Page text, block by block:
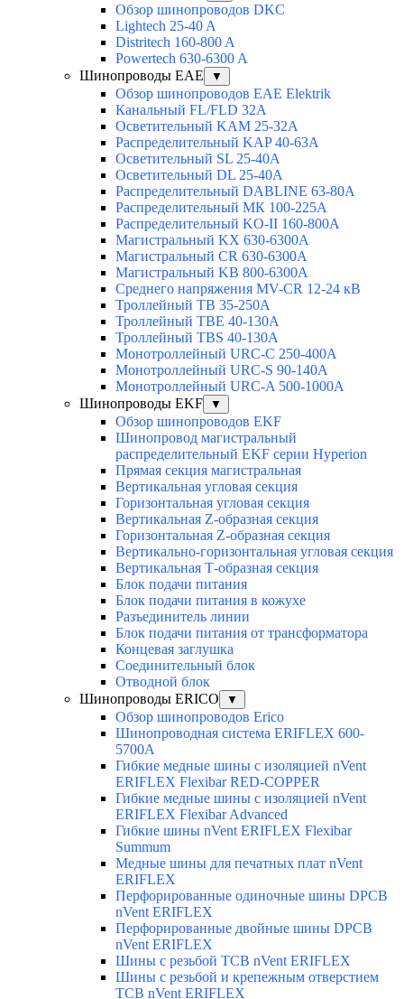
Обзор шинопроводов DKC
Lightech 25-40 A
Distritech 160-800 A
Powertech 630-6300 A
Шинопроводы EAE
▼
Обзор шинопроводов EAE Elektrik
Канальный FL/FLD 32A
Осветительный KAM 25-32А
Распределительный KAP 40-63A
Осветительный SL 25-40А
Осветительный DL 25-40А
Распределительный DABLINE 63-80A
Распределительный МК 100-225А
Распределительный KO-II 160-800А
Магистральный KX 630-6300А
Магистральный CR 630-6300А
Магистральный KB 800-6300А
Среднего напряжения MV-CR 12-24 кВ
Троллейный TB 35-250A
Троллейный TBE 40-130A
Троллейный TBS 40-130A
Монотроллейный URC-C 250-400A
Монотроллейный URC-S 90-140A
Монотроллейный URC-A 500-1000A
Шинопроводы EKF
▼
Обзор шинопроводов EKF
Шинопровод магистральный
распределительный EKF серии Hyperion
Прямая секция магистральная
Вертикальная угловая секция
Горизонтальная угловая секция
Вертикальная Z-образная секция
Горизонтальная Z-образная секция
Вертикально-горизонтальная угловая секция
Вертикальная Т-образная секция
Блок подачи питания
Блок подачи питания в кожухе
Разъединитель линии
Блок подачи питания от трансформатора
Концевая заглушка
Соединительный блок
Отводной блок
Шинопроводы ERICO
▼
Обзор шинопроводов Erico
Шинопроводная система ERIFLEX 600-
5700A
Гибкие медные шины с изоляцией nVent
ERIFLEX Flexibar RED-COPPER
Гибкие медные шины с изоляцией nVent
ERIFLEX Flexibar Advanced
Гибкие шины nVent ERIFLEX Flexibar
Summum
Медные шины для печатных плат nVent
ERIFLEX
Перфорированные одиночные шины DPCB
nVent ERIFLEX
Перфорированные двойные шины DPCB
nVent ERIFLEX
Шины с резьбой TCB nVent ERIFLEX
Шины с резьбой и крепежным отверстием
TCB nVent ERIFLEX